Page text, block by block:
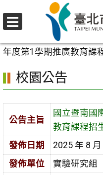
至
要
區
校園公告
年度第1學期推廣教育課
校園公告
公告主旨
國立暨南國
教育課程招
發佈日期
2025 年 8 月
發佈單位
實驗研究組
選
單